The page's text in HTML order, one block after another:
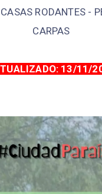
RODANTES -
CARPAS
13/11/